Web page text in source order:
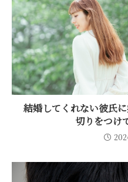
結婚してくれない彼氏
切りをつけ